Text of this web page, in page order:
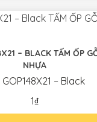
BLACK TẤM ỐP GỖ
NHỰA
GOP148X21 – Black
1₫